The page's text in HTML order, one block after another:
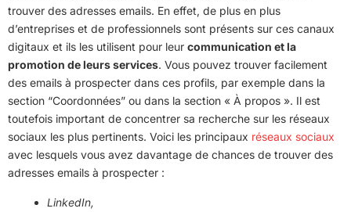
trouver des adresses emails. En effet, de plus en plus
d’entreprises et de professionnels sont présents sur ces canaux
digitaux et ils les utilisent pour leur communication et la
promotion de leurs services. Vous pouvez trouver facilement
des emails à prospecter dans ces profils, par exemple dans la
section “Coordonnées” ou dans la section « À propos ». Il est
toutefois important de concentrer sa recherche sur les réseaux
sociaux les plus pertinents. Voici les principaux réseaux sociaux
avec lesquels vous avez davantage de chances de trouver des
adresses emails à prospecter :
LinkedIn,